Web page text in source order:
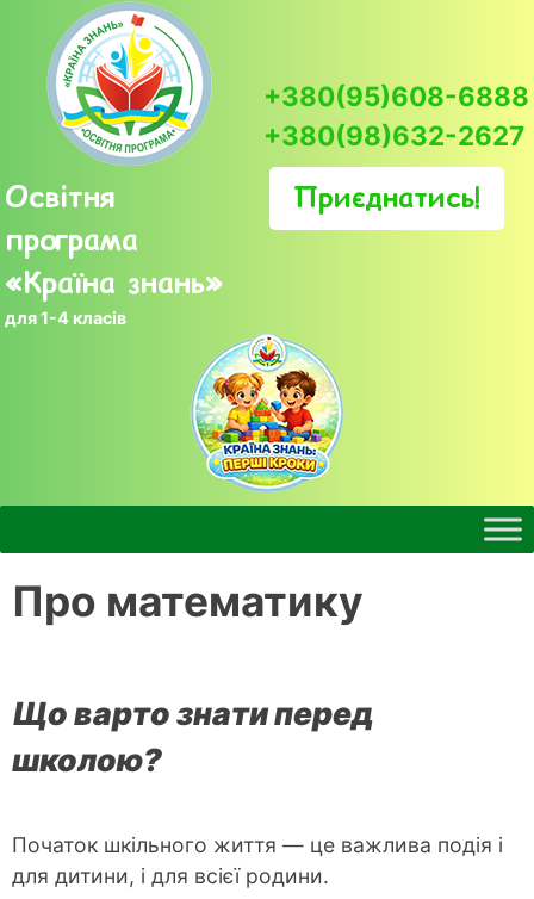
content
Освітня
програма
«Країна знань»
для 1-4 класів
+380(95)608-6888
+380(98)632-2627
Приєднатись!
Про математику
Що варто знати перед
школою?
Початок шкільного життя — це важлива подія і
для дитини, і для всієї родини.